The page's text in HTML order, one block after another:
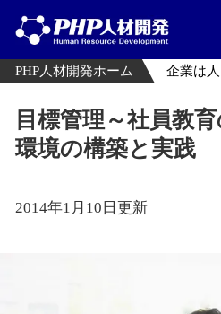
PHP人材開発ホーム 企業は
目標管理～社員教
環境の構築と実践
2014年1月10日更新